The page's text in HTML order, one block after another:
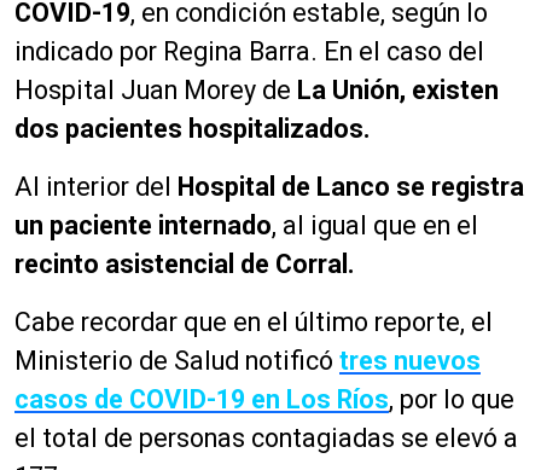
COVID-19, en condición estable, según lo
indicado por Regina Barra. En el caso del
Hospital Juan Morey de La Unión, existen
dos pacientes hospitalizados.
Al interior del Hospital de Lanco se registra
un paciente internado, al igual que en el
recinto asistencial de Corral.
Cabe recordar que en el último reporte, el
Ministerio de Salud notificó tres nuevos
casos de COVID-19 en Los Ríos, por lo que
el total de personas contagiadas se elevó a